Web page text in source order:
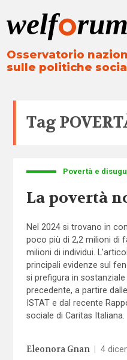
Osservatorio
sulle politiche
Tag
Povertà e
La povertà
Nel 2024 si trovano in
poco più di 2,2 milioni di
milioni di individui.
principali evidenze sul
si prefigura in
precedente, a partire
ISTAT e dal recente
sociale di Caritas Italiana.
Eleonora Gnan 4